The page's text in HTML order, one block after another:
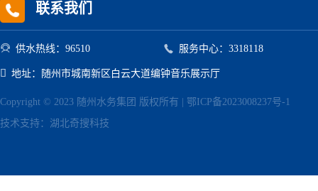
联系我们
 供水热线：96510  服务中心：3318118
 地址：随州市城南新区白云大道编钟音乐展示厅
Copyright © 2023 随州水务集团 版权所有 | 鄂ICP备2023008237号-1
技术支持： 湖北奇搜科技